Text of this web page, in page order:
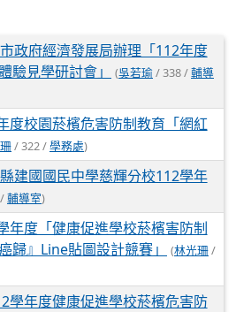
政府經濟發展局辦理「112年度
驗見學研討會」
(吳若瑜/ 338 /輔導
度校園菸檳危害防制教育「網紅
/ 322 /學務處)
建國國民中學慈輝分校112學年
輔導室)
年度「健康促進學校菸檳害防制
歸』Line貼圖設計競賽」
(林光珊/
學年度健康促進學校菸檳危害防